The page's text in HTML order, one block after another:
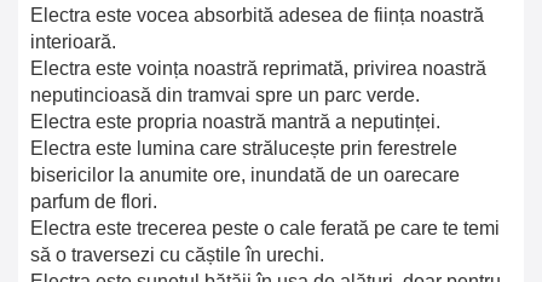
Electra este vocea absorbită adesea de ființa noastră
interioară.
Electra este voința noastră reprimată, privirea noastră
neputincioasă din tramvai spre un parc verde.
Electra este propria noastră mantră a neputinței.
Electra este lumina care strălucește prin ferestrele
bisericilor la anumite ore, inundată de un oarecare
parfum de flori.
Electra este trecerea peste o cale ferată pe care te temi
să o traversezi cu căștile în urechi.